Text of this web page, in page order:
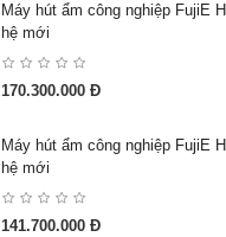
Máy hút ẩm công nghiệp FujiE
hệ mới
170.300.000 Đ
Máy hút ẩm công nghiệp FujiE
hệ mới
141.700.000 Đ